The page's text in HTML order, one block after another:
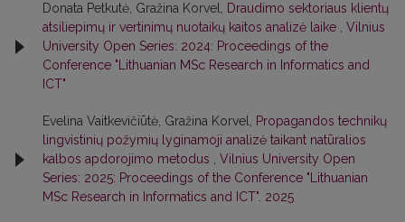
Donata Petkutė, Gražina Korvel,
Draudimo sektoriaus klientų
atsiliepimų ir vertinimų nuotaikų kaitos analizė laike
Vilnius
University Open Series: 2024: Proceedings of the
Conference "Lithuanian MSc Research in Informatics and
ICT"
Evelina Vaitkevičiūtė, Gražina Korvel,
Propagandos technikų
lingvistinių požymių lyginamoji analizė taikant natūralios
kalbos apdorojimo metodus
Vilnius University Open
Series: 2025: Proceedings of the Conference "Lithuanian
MSc Research in Informatics and ICT". 2025